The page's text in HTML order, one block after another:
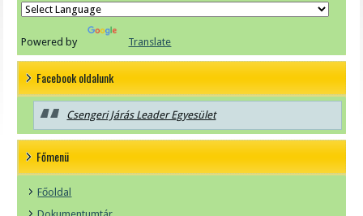
Powered by Translate
Facebook oldalunk
Csengeri Járás Leader Egyesület
Főmenü
Főoldal